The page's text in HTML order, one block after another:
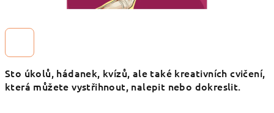
Sto úkolů, hádanek, kvízů, ale také kreativních cvičení,
která můžete vystřihnout, nalepit nebo dokreslit.